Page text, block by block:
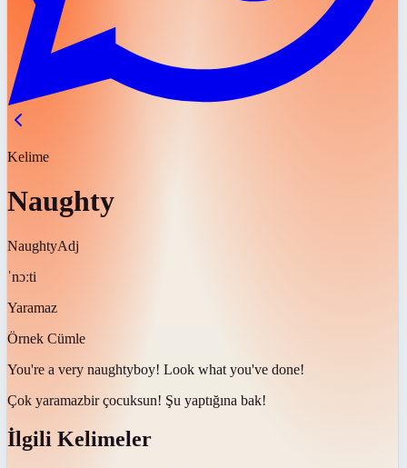
Kelime
Naughty
NaughtyAdj
ˈnɔːti
Yaramaz
Örnek Cümle
You're a very naughtyboy! Look what you've done!
Çok yaramazbir çocuksun! Şu yaptığına bak!
İlgili Kelimeler